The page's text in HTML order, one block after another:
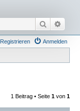
Suche
Anmelden
Registrieren
1 Beitrag • Seite 1 von 1